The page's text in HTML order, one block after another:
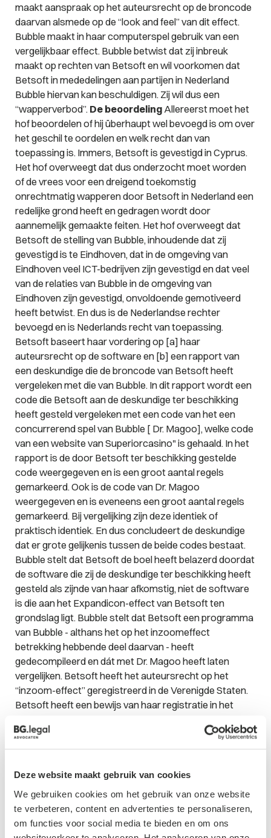
Deze website maakt gebruik van cookies
We gebruiken cookies om het gebruik van onze website
te verbeteren, content en advertenties te personaliseren,
om functies voor social media te bieden en om ons
maakt aanspraak op het auteursrecht op de broncode
daarvan alsmede op de “look and feel” van dit effect.
Bubble maakt in haar computerspel gebruik van een
vergelijkbaar effect. Bubble betwist dat zij inbreuk
maakt op rechten van Betsoft en wil voorkomen dat
Betsoft in mededelingen aan partijen in Nederland
Bubble hiervan kan beschuldigen. Zij wil dus een
“wapperverbod”. De beoordeling Allereerst moet het
hof beoordelen of hij überhaupt wel bevoegd is om over
het geschil te oordelen en welk recht dan van
toepassing is. Immers, Betsoft is gevestigd in Cyprus.
Het hof overweegt dat dus onderzocht moet worden
of de vrees voor een dreigend toekomstig
onrechtmatig wapperen door Betsoft in Nederland een
redelijke grond heeft en gedragen wordt door
aannemelijk gemaakte feiten. Het hof overweegt dat
Betsoft de stelling van Bubble, inhoudende dat zij
gevestigd is te Eindhoven, dat in de omgeving van
Eindhoven veel ICT-bedrijven zijn gevestigd en dat veel
van de relaties van Bubble in de omgeving van
Eindhoven zijn gevestigd, onvoldoende gemotiveerd
heeft betwist. En dus is de Nederlandse rechter
bevoegd en is Nederlands recht van toepassing.
Betsoft baseert haar vordering op [a] haar
auteursrecht op de software en [b] een rapport van
een deskundige die de broncode van Betsoft heeft
vergeleken met die van Bubble. In dit rapport wordt een
code die Betsoft aan de deskundige ter beschikking
heeft gesteld vergeleken met een code van het een
concurrerend spel van Bubble [ Dr. Magoo], welke code
van een website van Superiorcasino" is gehaald. In het
rapport is de door Betsoft ter beschikking gestelde
code weergegeven en is een groot aantal regels
gemarkeerd. Ook is de code van Dr. Magoo
weergegeven en is eveneens een groot aantal regels
gemarkeerd. Bij vergelijking zijn deze identiek of
praktisch identiek. En dus concludeert de deskundige
dat er grote gelijkenis tussen de beide codes bestaat.
Bubble stelt dat Betsoft de boel heeft belazerd doordat
de software die zij de deskundige ter beschikking heeft
gesteld als zijnde van haar afkomstig, niet de software
is die aan het Expandicon-effect van Betsoft ten
grondslag ligt. Bubble stelt dat Betsoft een programma
van Bubble - althans het op het inzoomeffect
betrekking hebbende deel daarvan - heeft
gedecompileerd en dát met Dr. Magoo heeft laten
vergelijken. Betsoft heeft het auteursrecht op het
“inzoom-effect” geregistreerd in de Verenigde Staten.
Betsoft heeft een bewijs van haar registratie in het
code wel in het geding gebracht. Wanneer die code
wordt vergeleken met de code die de deskundige als
weergegeven, dan blijkt dat het om een “geheel andere
code” gaat. Bestsoft stelt als verweer dat een
dergelijke code in de praktijk verder wordt ontwikkeld.
Het hof overweegt dat Betsoft niet gemotiveerd heeft
betwist dat zij aan de deskundige ter vergelijking een